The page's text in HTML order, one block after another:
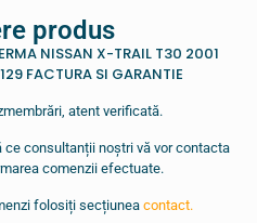
produs
NISSAN X-TRAIL T30 2001
FACTURA SI GARANTIE
atent verificată.
ce consultanții noștri vă vor contacta
comenzii efectuate.
folosiți secțiunea contact.